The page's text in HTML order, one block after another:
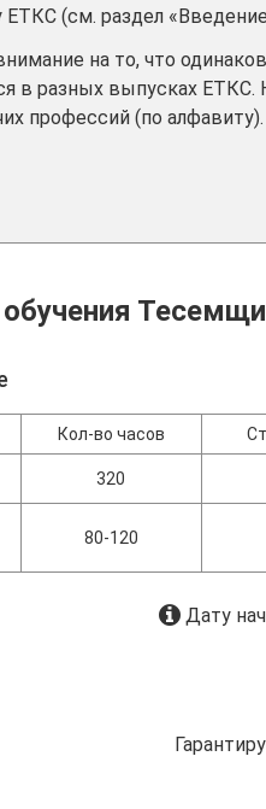
(см. раздел
на то, что
в разных выпусках
профессий (по алфавиту).
Кол-во часов
320
80-120
Дату